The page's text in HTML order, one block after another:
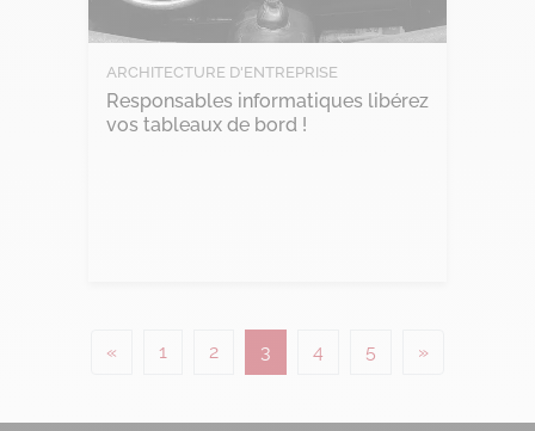
ARCHITECTURE D'ENTREPRISE
Responsables informatiques libérez
vos tableaux de bord !
Posts navigation
« 1 2 3 4 5 »